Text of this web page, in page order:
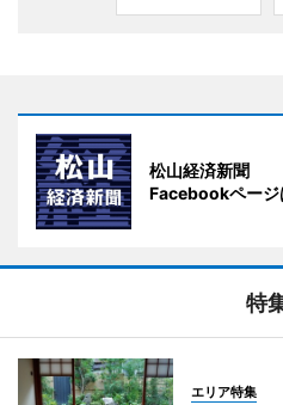
松山経済新聞
Facebookページ
特
エリア特集